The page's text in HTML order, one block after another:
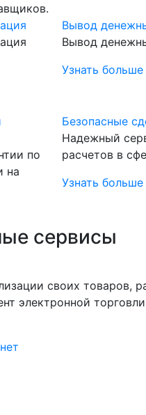
Вывод
Вывод
Узнать больше
по
на
Безопасные
Надежный
расчетов в
Узнать больше
сервисы
своих товаров,
электронной